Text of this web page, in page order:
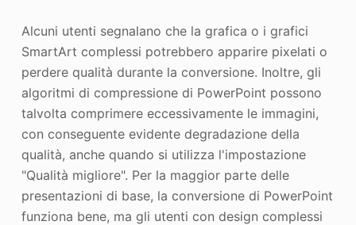
Alcuni utenti segnalano che la grafica o i grafici
SmartArt complessi potrebbero apparire pixelati o
perdere qualità durante la conversione. Inoltre, gli
algoritmi di compressione di PowerPoint possono
talvolta comprimere eccessivamente le immagini,
con conseguente evidente degradazione della
qualità, anche quando si utilizza l'impostazione
"Qualità migliore". Per la maggior parte delle
presentazioni di base, la conversione di PowerPoint
funziona bene, ma gli utenti con design complessi